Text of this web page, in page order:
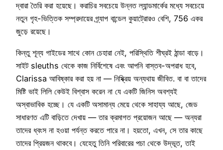
দ্বারা তৈরি করা হয়েছে। করাচির সবচেয়ে উন্নত ল্যান্ডমার্কের মধ্যে সবচেয়ে
নতুন গৃহ-ভিত্তিক সম্প্রদায়ের গ্র্যাপ বান্ডেল কুয়াট্রোরও বেশি, 756 একর
জুড়ে রয়েছে।
কিন্তু শূন্য গাইডের সাথে কোন চেহারা নেই, পরিস্থিতি শীঘ্রই ঠান্ডা বাড়ে।
সাইট sleuths থেকে কাজ নির্বিশেষে এবং আপনি বাস্তব-অপরাধ হবে,
Clarissa আবিষ্কার করা হয় না — নিষ্ক্রিয় অন্যথায় জীবিত. বা বা তাদের
মিষ্টি ভাই লিলি কেউই বিশ্বাস করেন না যে একটি জিনিস অবশ্যই
অস্বাভাবিক হচ্ছে। যে একটি অসামান্য মেয়ে থেকে সাহায্য আছে, জেড
সাধারণত এটি বাড়িতে দেখায় — তার ক্রমাগত প্রয়োজন আছে — অন্যরা
তাদের ধ্বংস না হওয়া পর্যন্ত করতে পারে না। হয়তো, এখন, সে তার কাছে
তাদের প্রিয়জন থাকবে। যেহেতু তিনি পরিবারের পচা থেকে উদ্ভূত, তাই